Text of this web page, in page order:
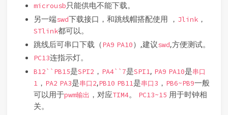
microusb只能供电不能下载。
另一端swd下载接口，和跳线帽搭配使用 ， Jlink，
STlink都可以。
跳线后可串口下载（PA9 PA10）,建议swd,方便测试。
PC13连指示灯。
B12``PB15是SPI2 ， PA4``7是SPI1, PA9 PA10是串口
1 ， PA2 PA3是串口2,PB10 PB11是串口3 ， PB6~PB9一般
可以用于pwm输出 ，对应TIM4。 PC13~15 用于时钟相
关。